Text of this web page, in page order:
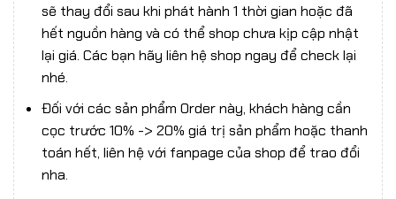
sẽ thay đổi sau khi phát hành 1 thời gian hoặc đã
hết nguồn hàng và có thể shop chưa kịp cập nhật
lại giá. Các bạn hãy liên hệ shop ngay để check lại
nhé.
Đối với các sản phẩm Order này, khách hàng cần
cọc trước 10% -> 20% giá trị sản phẩm hoặc thanh
toán hết, liên hệ với fanpage của shop để trao đổi
nha.